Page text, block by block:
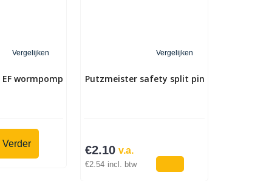
Vergelijken
wormpomp
Verder
Vergelijken
Putzmeister safety split pin
v.a.
€2.10
€2.54 incl. btw